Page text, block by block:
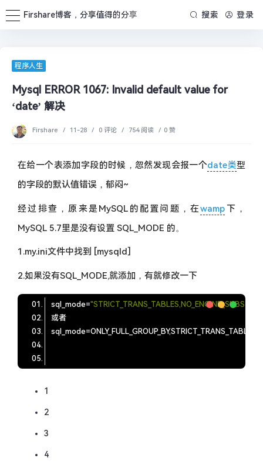
Firshare博客，分享值得的分享 搜索 登录
程序人生
Mysql ERROR 1067: Invalid default value for
‘date’ 解决
Firshare / 11-28 / 0 评论 / 754 阅读 / 0 赞
在给一个表添加字段的时候，忽然发现会报一个date类型
的字段的默认值错误，郁闷~
经过排查，原来是MySQL的配置问题，在wamp下，
MySQL 5.7里是没有设置 SQL_MODE 的。
1.my.ini文件中找到 [mysqld]
2.如果没有SQL_MODE,就添加，有就修改一下
sql_mode=
sql_mode=
1
2
3
4